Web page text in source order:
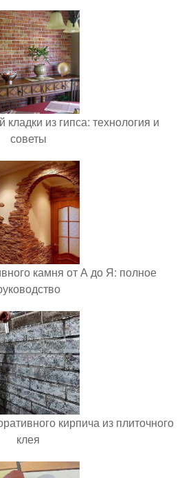
из гипса: технология и
советы
камня от А до Я: полное
кирпича из плиточного
клея